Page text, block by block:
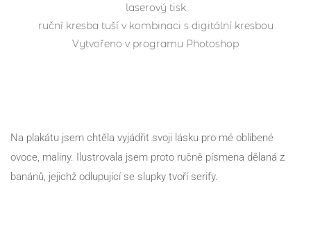
laserový tisk
ruční kresba tuší v kombinaci s digitální kresbou
Vytvořeno v programu Photoshop
Na plakátu jsem chtěla vyjádřit svoji lásku pro mé oblíbené
ovoce, maliny. Ilustrovala jsem proto ručně písmena dělaná z
banánů, jejichž odlupující se slupky tvoří serify.